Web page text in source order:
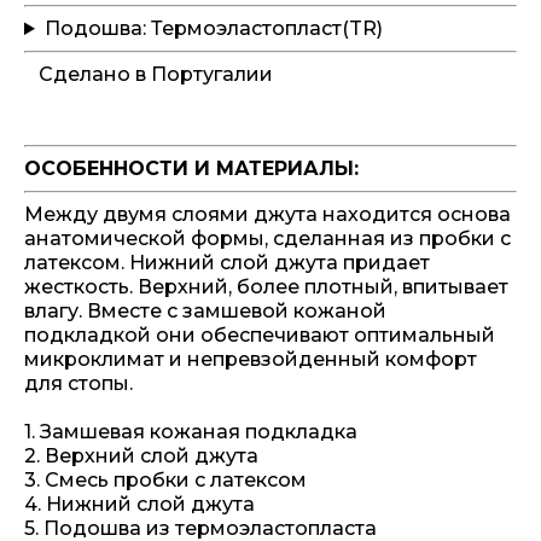
Подошва: Термоэластопласт(TR)
Сделано в Португалии
ОСОБЕННОСТИ И МАТЕРИАЛЫ:
Между двумя слоями джута находится основа
анатомической формы, сделанная из пробки с
латексом. Нижний слой джута придает
жесткость. Верхний, более плотный, впитывает
влагу. Вместе с замшевой кожаной
подкладкой они обеспечивают оптимальный
микроклимат и непревзойденный комфорт
для стопы.
1. Замшевая кожаная подкладка
2. Верхний слой джута
3. Смесь пробки с латексом
4. Нижний слой джута
5. Подошва из термоэластопласта